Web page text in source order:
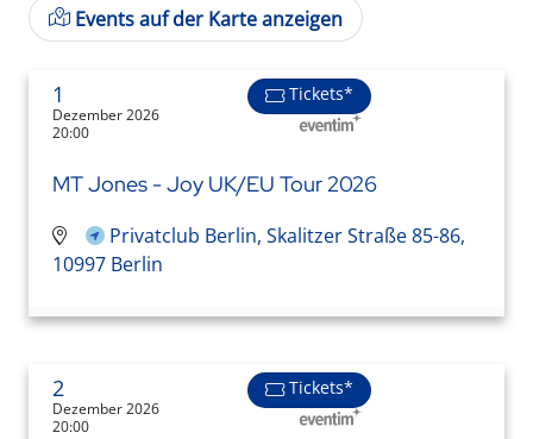
Events auf der Karte anzeigen
1
Dezember 2026
20:00
Tickets*
MT Jones - Joy UK/EU Tour 2026
Privatclub Berlin, Skalitzer Straße 85-86,
10997 Berlin
2
Dezember 2026
20:00
Tickets*